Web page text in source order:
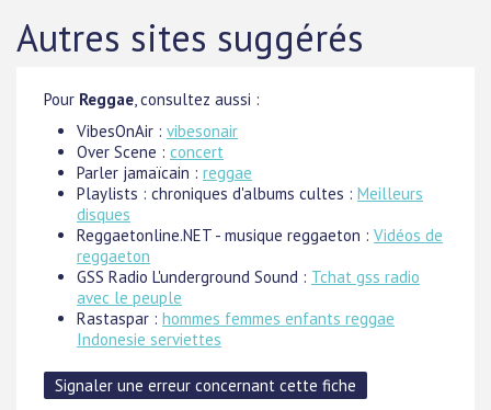
Autres sites suggérés
Pour Reggae, consultez aussi :
VibesOnAir : vibesonair
Over Scene : concert
Parler jamaïcain : reggae
Playlists : chroniques d'albums cultes : Meilleurs
disques
Reggaetonline.NET - musique reggaeton : Vidéos de
reggaeton
GSS Radio L'underground Sound : Tchat gss radio
avec le peuple
Rastaspar : hommes femmes enfants reggae
Indonesie serviettes